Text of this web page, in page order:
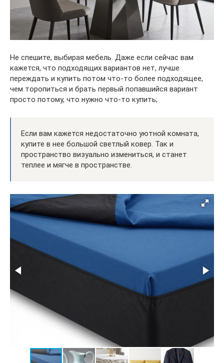
Не спешите, выбирая мебель. Даже если сейчас вам
кажется, что подходящих вариантов нет, лучше
переждать и купить потом что-то более подходящее,
чем торопиться и брать первый попавшийся вариант
просто потому, что нужно что-то купить;
Если вам кажется недостаточно уютной комната,
купите в нее большой светлый ковер. Так и
пространство визуально измениться, и станет
теплее и мягче в пространстве.